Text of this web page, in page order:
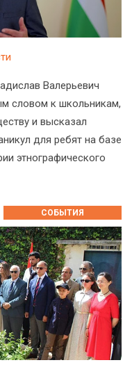
Валерьевич
словом к школьникам,
и высказал
для ребят на базе
этнографического
СОБЫТИЯ